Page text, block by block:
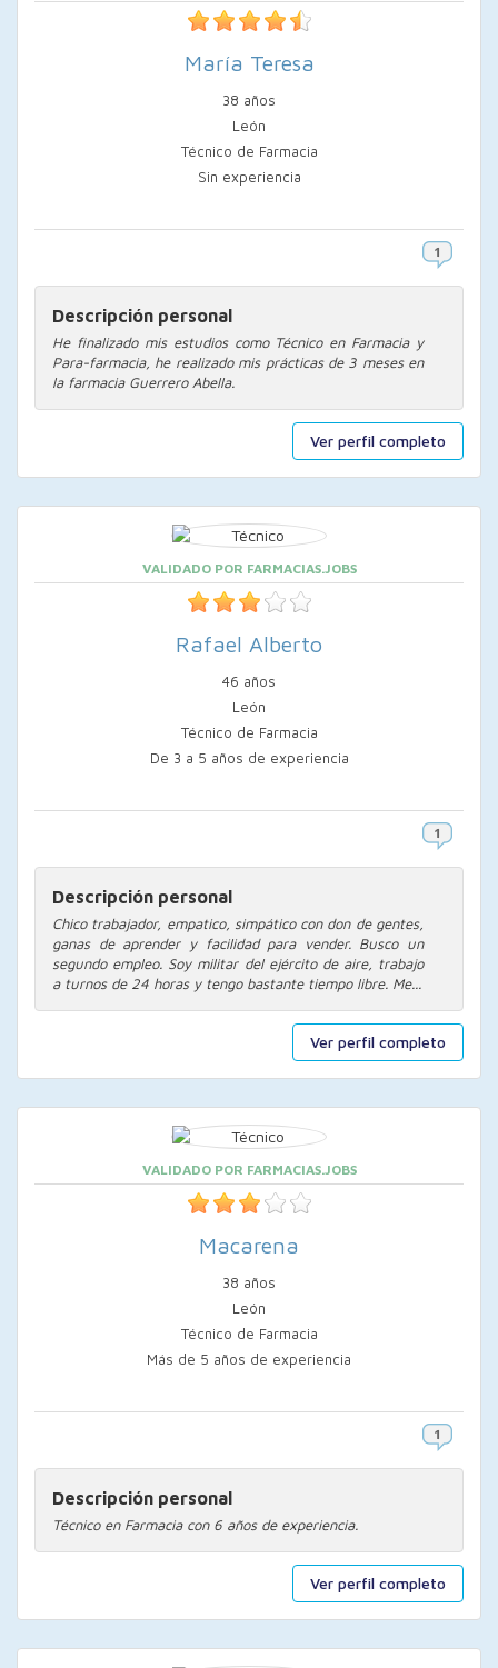
Ver perfil completo
María Teresa
38 años
León
Técnico de Farmacia
Sin experiencia
Descripción personal
He finalizado mis estudios como Técnico en Farmacia y
Para-farmacia, he realizado mis prácticas de 3 meses en
la farmacia Guerrero Abella.
Ver perfil completo
VALIDADO POR FARMACIAS.JOBS
Rafael Alberto
46 años
León
Técnico de Farmacia
De 3 a 5 años de experiencia
Descripción personal
Chico trabajador, empatico, simpático con don de gentes,
ganas de aprender y facilidad para vender. Busco un
segundo empleo. Soy militar del ejército de aire, trabajo
a turnos de 24 horas y tengo bastante tiempo libre. Me...
Ver perfil completo
VALIDADO POR FARMACIAS.JOBS
Macarena
38 años
León
Técnico de Farmacia
Más de 5 años de experiencia
Descripción personal
Técnico en Farmacia con 6 años de experiencia.